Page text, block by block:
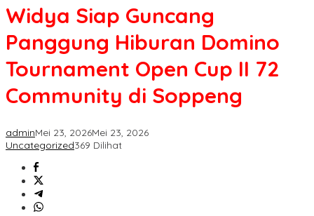
Panggung
Domino
Open
II
di
Widya Siap Guncang
Panggung Hiburan Domino
Tournament Open Cup II 72
Community di Soppeng
adminMei 23, 2026Mei 23, 2026
Uncategorized369 Dilihat